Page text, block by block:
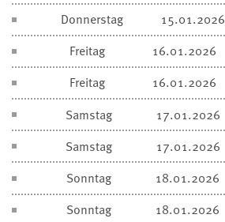
Donnerstag
15.01.2026
Freitag
16.01.2026
Freitag
16.01.2026
Samstag
17.01.2026
Samstag
17.01.2026
Sonntag
18.01.2026
Sonntag
18.01.2026